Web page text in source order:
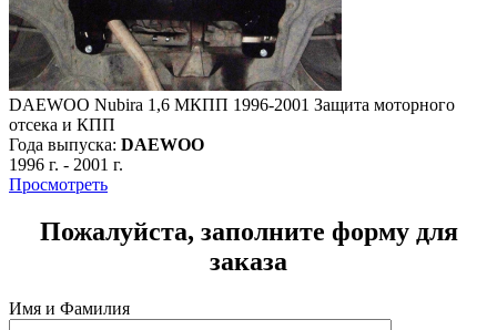
DAEWOO Nubira 1,6 МКПП 1996-2001 Защита моторного
отсека и КПП
Года выпуска: DAEWOO
1996 г. - 2001 г.
Просмотреть
Пожалуйста, заполните форму для
заказа
Имя и Фамилия